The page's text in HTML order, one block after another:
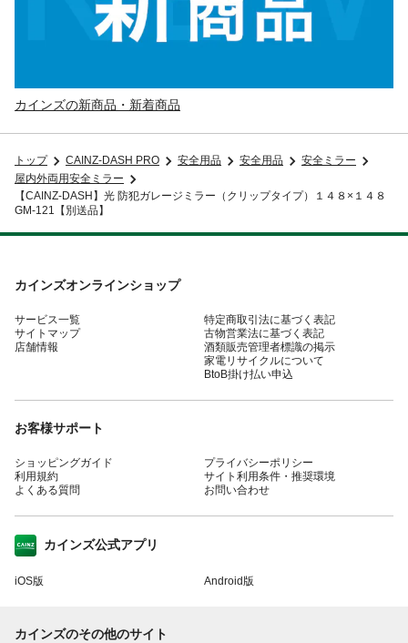
カインズの新商品・新着商品
トップ CAINZ-DASH PRO 安全用品 安全用品
安全ミラー
屋内外両用安全ミラー
【CAINZ-DASH】光 防犯ガレージミラー（クリップタイプ）１４８×１４８
GM-121【別送品】
カインズオンラインショップ
サービス一覧
サイトマップ
店舗情報
特定商取引法に基づく表記
古物営業法に基づく表記
酒類販売管理者標識の掲示
家電リサイクルについて
BtoB掛け払い申込
お客様サポート
ショッピングガイド
利用規約
よくある質問
プライバシーポリシー
サイト利用条件・推奨環境
お問い合わせ
カインズ公式アプリ
iOS版 Android版
カインズのその他のサイト